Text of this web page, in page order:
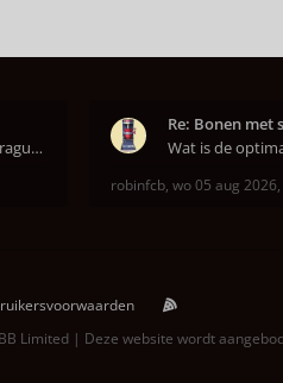
Ik heb nu een Burundi en Nicaragua van het hoofdkw
Re: Bonen met
robinfcb, wo 05 aug
Limited | Deze website wordt